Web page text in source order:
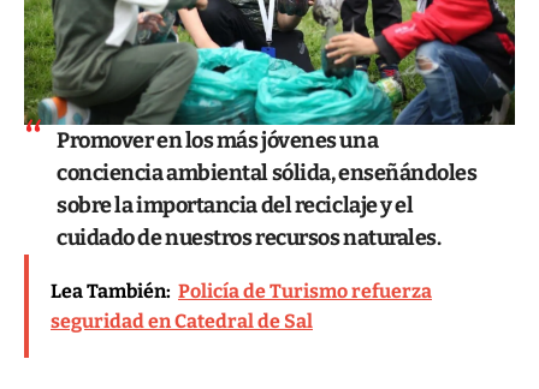
Promover en los más jóvenes una
conciencia ambiental sólida, enseñándoles
sobre la importancia del reciclaje y el
cuidado de nuestros recursos naturales.
Lea También: Policía de Turismo refuerza
seguridad en Catedral de Sal